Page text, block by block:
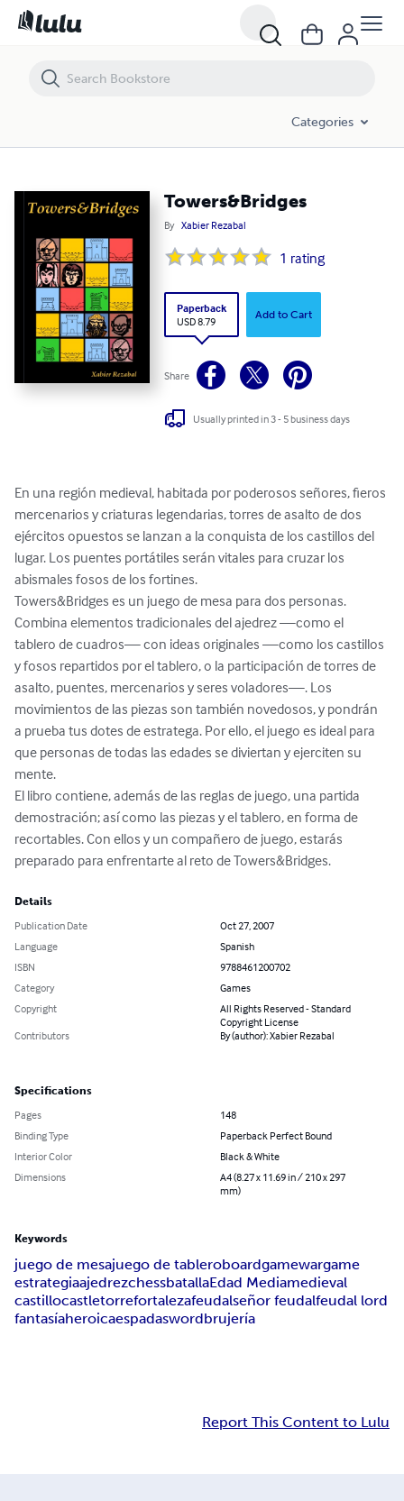
Categories
Towers&Bridges
By Xabier Rezabal
1 rating
Paperback
USD 8.79
Add to Cart
Share
Usually printed in 3 - 5 business days
En una región medieval, habitada por poderosos señores, fieros
mercenarios y criaturas legendarias, torres de asalto de dos
ejércitos opuestos se lanzan a la conquista de los castillos del
lugar. Los puentes portátiles serán vitales para cruzar los
abismales fosos de los fortines.
Towers&Bridges es un juego de mesa para dos personas.
Combina elementos tradicionales del ajedrez —como el
tablero de cuadros— con ideas originales —como los castillos
y fosos repartidos por el tablero, o la participación de torres de
asalto, puentes, mercenarios y seres voladores—. Los
movimientos de las piezas son también novedosos, y pondrán
a prueba tus dotes de estratega. Por ello, el juego es ideal para
que personas de todas las edades se diviertan y ejerciten su
mente.
El libro contiene, además de las reglas de juego, una partida
demostración; así como las piezas y el tablero, en forma de
recortables. Con ellos y un compañero de juego, estarás
preparado para enfrentarte al reto de Towers&Bridges.
Details
Publication Date
Oct 27, 2007
Language
Spanish
ISBN
9788461200702
Category
Games
Copyright
All Rights Reserved - Standard
Copyright License
Contributors
By (author): Xabier Rezabal
Specifications
Pages
148
Binding Type
Paperback Perfect Bound
Interior Color
Black & White
Dimensions
A4 (8.27 x 11.69 in / 210 x 297
mm)
Keywords
juego de mesajuego de tableroboardgamewargame
estrategiaajedrezchessbatallaEdad Mediamedieval
castillocastletorrefortalezafeudalseñor feudalfeudal lord
fantasíaheroicaespadaswordbrujería
Report This Content to Lulu
Towers&Bridges